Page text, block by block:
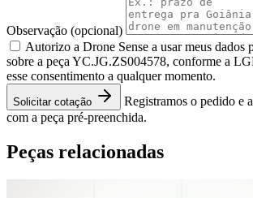
Observação (opcional)
Autorizo a Drone Sense a usar meus dados
sobre a peça YC.JG.ZS004578, conforme a
esse consentimento a qualquer momento.
Solicitar cotação
Registramos o pedido e
com a peça pré-preenchida.
Peças relacionadas